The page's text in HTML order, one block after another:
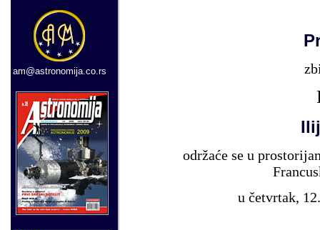
am@astronomija.co.rs
održaće se u
u četvrtak,